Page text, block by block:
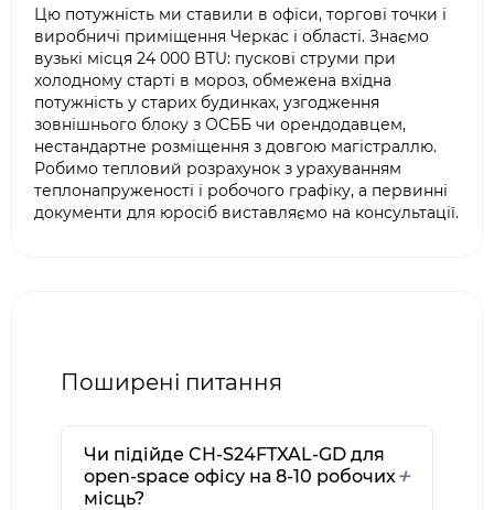
Цю потужність ми ставили в офіси, торгові точки і
виробничі приміщення Черкас і області. Знаємо
вузькі місця 24 000 BTU: пускові струми при
холодному старті в мороз, обмежена вхідна
потужність у старих будинках, узгодження
зовнішнього блоку з ОСББ чи орендодавцем,
нестандартне розміщення з довгою магістраллю.
Робимо тепловий розрахунок з урахуванням
теплонапруженості і робочого графіку, а первинні
документи для юросіб виставляємо на консультації.
Поширені питання
Чи підійде CH-S24FTXAL-GD для
open-space офісу на 8-10 робочих
місць?